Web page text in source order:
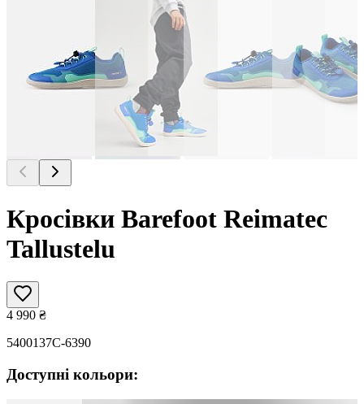
Кросівки Barefoot Reimatec
Tallustelu
4 990 ₴
5400137C-6390
Доступні кольори: